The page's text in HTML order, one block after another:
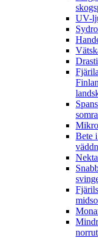
UV-
Bete
norrut